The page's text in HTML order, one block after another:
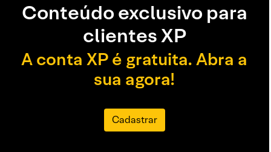
Conteúdo exclusivo para
clientes XP
A conta XP é gratuita. Abra a
sua agora!
Cadastrar